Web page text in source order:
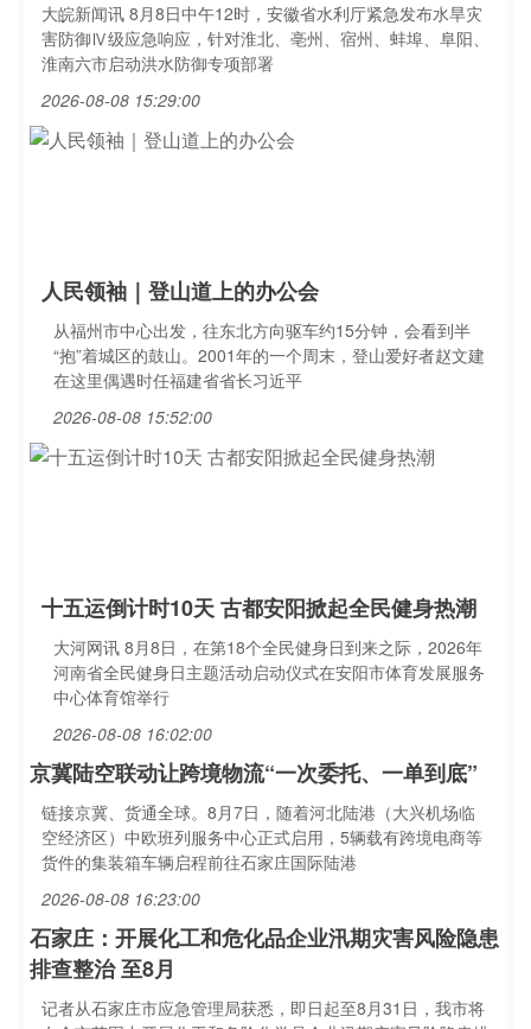
大皖新闻讯 8月8日中午12时，安徽省水利厅紧急发布水旱灾
害防御Ⅳ级应急响应，针对淮北、亳州、宿州、蚌埠、阜阳、
淮南六市启动洪水防御专项部署
2026-08-08 15:29:00
人民领袖｜登山道上的办公会
从福州市中心出发，往东北方向驱车约15分钟，会看到半
“抱”着城区的鼓山。2001年的一个周末，登山爱好者赵文建
在这里偶遇时任福建省省长习近平
2026-08-08 15:52:00
十五运倒计时10天 古都安阳掀起全民健身热潮
大河网讯 8月8日，在第18个全民健身日到来之际，2026年
河南省全民健身日主题活动启动仪式在安阳市体育发展服务
中心体育馆举行
2026-08-08 16:02:00
京冀陆空联动让跨境物流“一次委托、一单到底”
链接京冀、货通全球。8月7日，随着河北陆港（大兴机场临
空经济区）中欧班列服务中心正式启用，5辆载有跨境电商等
货件的集装箱车辆启程前往石家庄国际陆港
2026-08-08 16:23:00
石家庄：开展化工和危化品企业汛期灾害风险隐患
排查整治 至8月
记者从石家庄市应急管理局获悉，即日起至8月31日，我市将